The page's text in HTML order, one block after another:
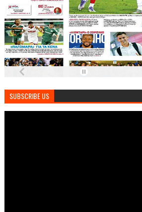
SUBSCRIBE US